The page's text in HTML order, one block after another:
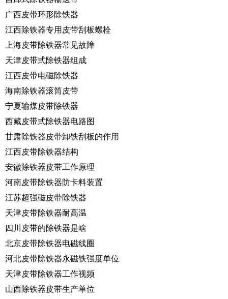
广西皮带环形除铁器
江西除铁器专用皮带刮板螺栓
上海皮带除铁器常见故障
天津皮带式除铁器组成
江西皮带电磁除铁器
海南除铁器滚筒皮带
宁夏输煤皮带除铁器
西藏皮带式除铁器电路图
甘肃除铁器皮带卸铁刮板的作用
江西皮带除铁器结构
安徽除铁器皮带工作原理
河南皮带除铁器防卡料装置
江苏超强磁皮带除铁器
天津皮带除铁器耐高温
四川皮带的除铁器是啥
北京皮带除铁器电磁线圈
河北皮带除铁器永磁铁强度单位
天津皮带除铁器工作视频
山西除铁器皮带生产单位